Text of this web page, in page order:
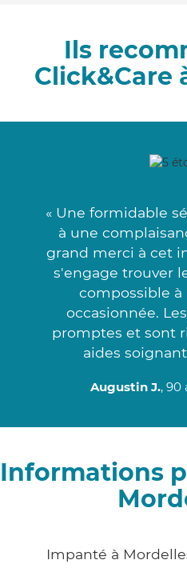
Ils
Click&Care
« Une formidable
à une
grand merci à cet
s'engage trouver
compossible
occasionnée.
promptes et sont
aides
Augustin J., 90
Informations
Impanté à